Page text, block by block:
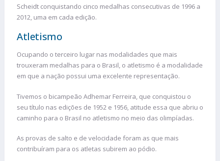
Scheidt conquistando cinco medalhas consecutivas de 1996 a
2012, uma em cada edição.
Atletismo
Ocupando o terceiro lugar nas modalidades que mais
trouxeram medalhas para o Brasil, o atletismo é a modalidade
em que a nação possui uma excelente representação.
Tivemos o bicampeão Adhemar Ferreira, que conquistou o
seu título nas edições de 1952 e 1956, atitude essa que abriu o
caminho para o Brasil no atletismo no meio das olimpíadas.
As provas de salto e de velocidade foram as que mais
contribuíram para os atletas subirem ao pódio.